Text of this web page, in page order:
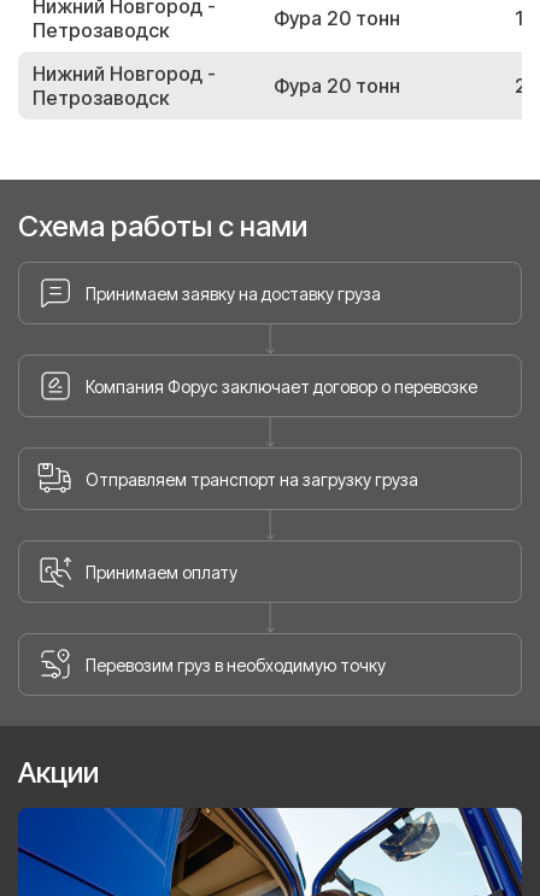
Нижний Новгород -
Петрозаводск
Фура 20 тонн
Нижний Новгород -
Петрозаводск
Фура 20 тонн
Схема работы с нами
Принимаем заявку на доставку груза
Компания Форус заключает договор о перевозке
Отправляем транспорт на загрузку груза
Принимаем оплату
Перевозим груз в необходимую точку
Акции